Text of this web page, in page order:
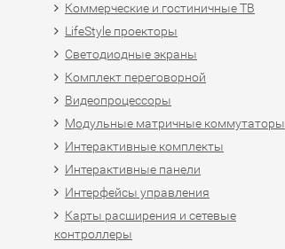
Коммерческие и гостиничные ТВ
LifeStyle проекторы
Светодиодные экраны
Комплект переговорной
Видеопроцессоры
Модульные матричные коммутаторы
Интерактивные комплекты
Интерактивные панели
Интерфейсы управления
Карты расширения и сетевые
контроллеры